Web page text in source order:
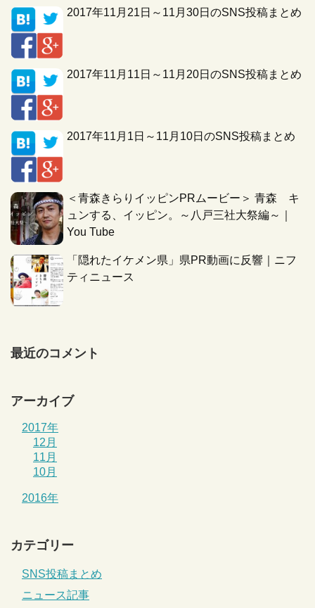
2017年11月21日～11月30日のSNS投稿まとめ
2017年11月11日～11月20日のSNS投稿まとめ
2017年11月1日～11月10日のSNS投稿まとめ
＜青森きらりイッピンPRムービー＞ 青森 キ
ュンする、イッピン。～八戸三社大祭編～｜
You Tube
「隠れたイケメン県」県PR動画に反響｜ニフ
ティニュース
最近のコメント
アーカイブ
2017年
12月
11月
10月
2016年
カテゴリー
SNS投稿まとめ
ニュース記事